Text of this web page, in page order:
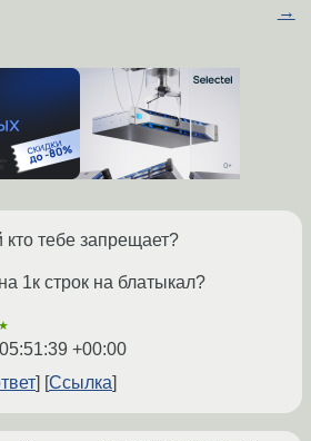
→
кто тебе запрещает?
1к строк на блатыкал?
+00:00
Ссылка